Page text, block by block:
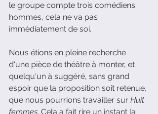
le groupe compte trois comédiens
hommes, cela ne va pas
immédiatement de soi.
Nous étions en pleine recherche
d'une pièce de théâtre à monter, et
quelqu'un à suggéré, sans grand
espoir que la proposition soit retenue,
que nous pourrions travailler sur Huit
femmes. Cela a fait rire un instant la